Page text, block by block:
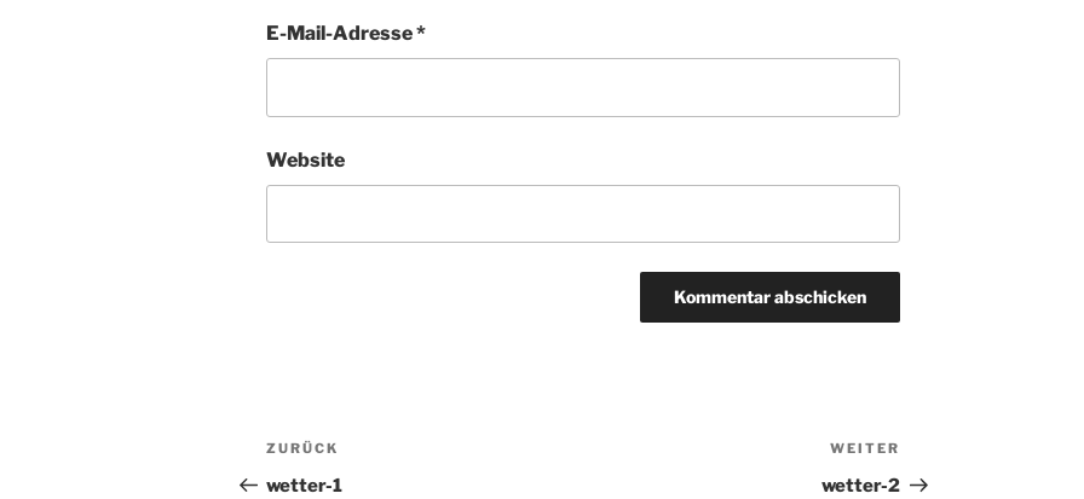
E-Mail-Adresse*
Website
Beitragsnavigation
Vorheriger
Beitrag
ZURÜCK
wetter-1
Beitrag
WEITER
wetter-2